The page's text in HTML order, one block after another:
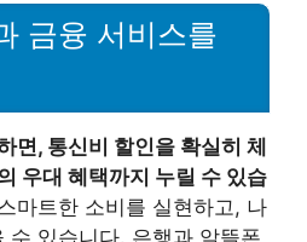
금융 서비스를
면, 통신비 할인을 확실히 체
우대 혜택까지 누릴 수 있습
마트한 소비를 실현하고, 나
수 있습니다. 은행과 알뜰폰